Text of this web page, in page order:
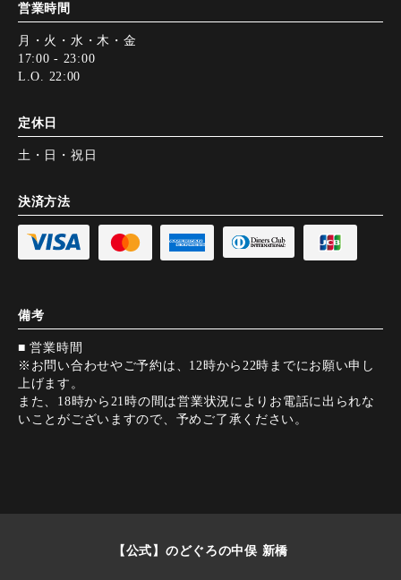
営業時間
月・火・水・木・金
17:00 - 23:00
L.O. 22:00
定休日
土・日・祝日
決済方法
備考
■ 営業時間
※お問い合わせやご予約は、12時から22時までにお願い申し
上げます。
また、18時から21時の間は営業状況によりお電話に出られな
いことがございますので、予めご了承ください。
【公式】のどぐろの中俣 新橋